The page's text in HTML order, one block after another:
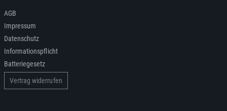
AGB
Impressum
Datenschutz
Informationspflicht
Batteriegesetz
Vertrag widerrufen